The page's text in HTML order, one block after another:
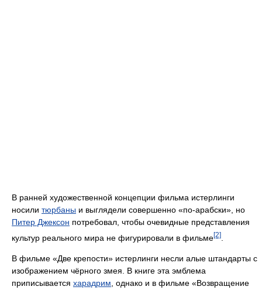
В ранней художественной концепции фильма истерлинги
носили тюрбаны и выглядели совершенно «по-арабски», но
Питер Джексон потребовал, чтобы очевидные представления
культур реального мира не фигурировали в фильме[2]
В фильме «Две крепости» истерлинги несли алые штандарты с
изображением чёрного змея. В книге эта эмблема
приписывается харадрим, однако и в фильме «Возвращение